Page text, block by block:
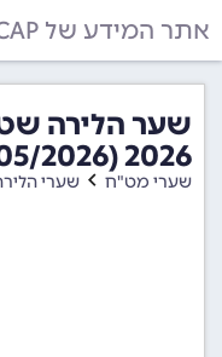
אתר המידע של CAP
שער הלירה
2026 (05/2026)
שערי מט"ח שערי הלירה